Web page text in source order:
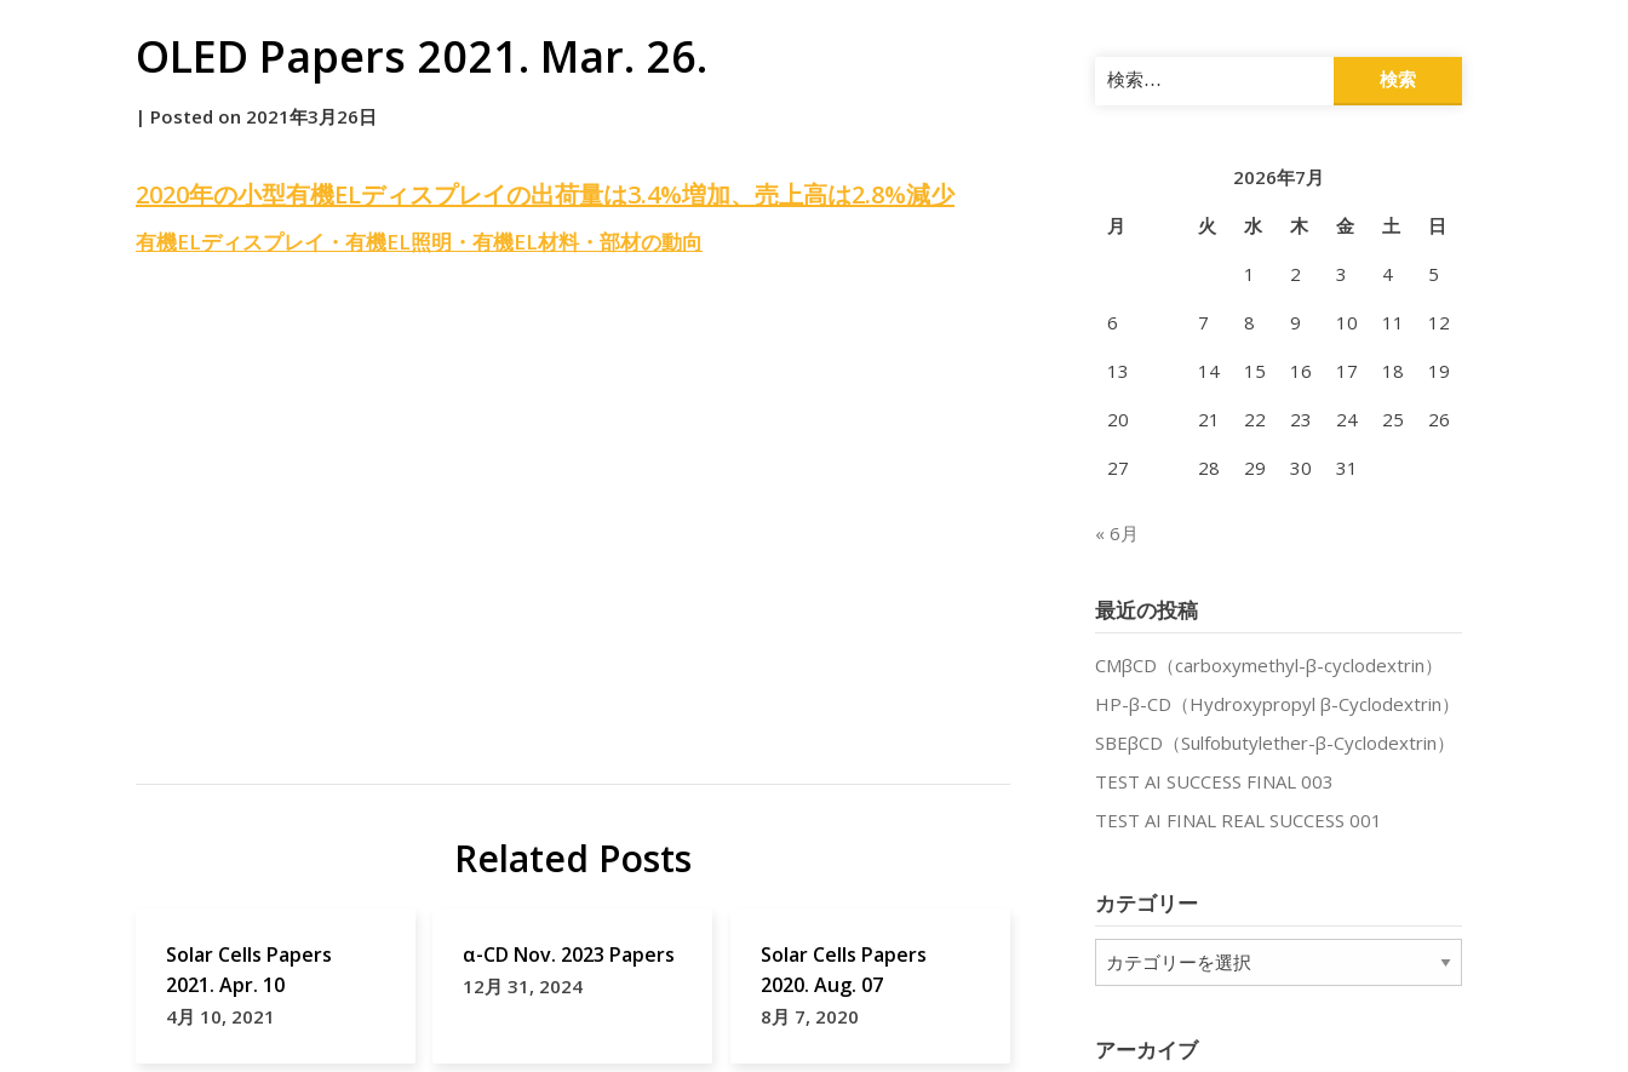
OLED Papers 2021. Mar. 26.
by
| Posted on 2021年3月26日
2020年の小型有機ELディスプレイの出荷量は3.4%増加、売上高は2.8%減少
有機ELディスプレイ・有機EL照明・有機EL材料・部材の動向
デ
イ
出
Related Posts
Solar Cells Papers
2021. Apr. 10
4月 10, 2021
α-CD Nov. 2023 Papers
12月 31, 2024
Solar Cells Papers
2020. Aug. 07
8月 7, 2020
検
索:
2026年7月
月
火 水 木 金 土
日
1
2 3 4
5
6
7 8 9 10 11
12
13
14 15 16 17 18
19
20
21 22 23 24 25
26
27
28 29 30 31
« 6月
最近の投稿
CMβCD（carboxymethyl-β-cyclodextrin）
HP-β-CD（Hydroxypropyl β-Cyclodextrin）
SBEβCD（Sulfobutylether-β-Cyclodextrin）
TEST AI SUCCESS FINAL 003
TEST AI FINAL REAL SUCCESS 001
カテゴリー
テ
ー
アーカイブ